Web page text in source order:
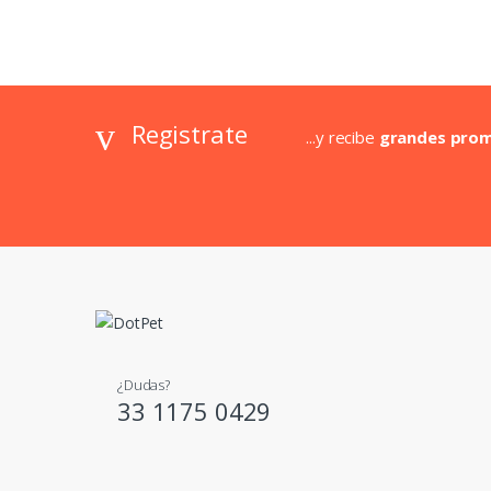
Registrate ...y recibe grandes
¿Dudas?
33 1175 0429